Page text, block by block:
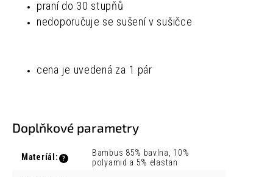
praní do 30 stupňů
nedoporučuje se sušení v sušičce
cena je uvedená za 1 pár
Doplňkové parametry
?
Materíál :
Bambus 85% bavlna, 10%
polyamid a 5% elastan